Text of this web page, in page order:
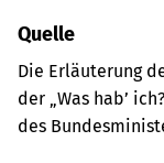
Quelle
Die Erläuterung
der „Was hab’
des